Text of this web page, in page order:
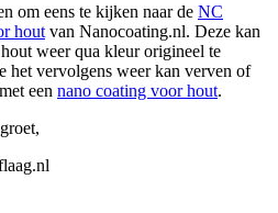
om eens te kijken naar de NC
hout van Nanocoating.nl. Deze kan
weer qua kleur origineel te
het vervolgens weer kan verven of
een nano coating voor hout.